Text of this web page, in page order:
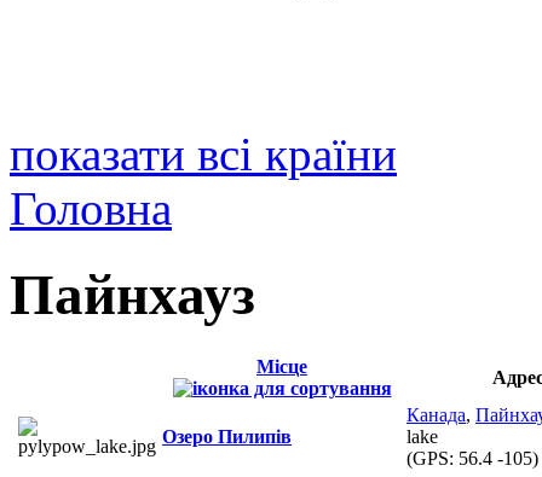
показати всі країни
Головна
Пайнхауз
Місце
Озеро Пилипів
Канада,
lake
(GPS: 56.4 -105)